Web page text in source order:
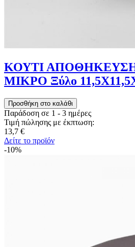
ΚΟΥΤΙ
ΜΙΚΡΟ Ξύλο
Παράδοση σε 1 - 3 ημέρες
Τιμή πώλησης με έκπτωση:
13,7 €
Δείτε το προϊόν
-10%